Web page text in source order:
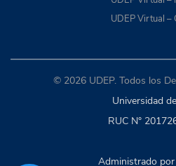
UDEP Virtual –
© 2026 UDEP. Todos los
Universidad
RUC N°
Administrado